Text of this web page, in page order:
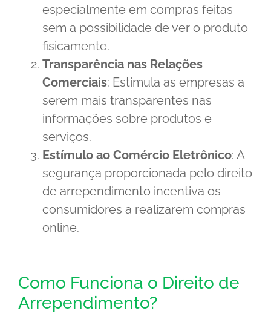
especialmente em compras feitas
sem a possibilidade de ver o produto
fisicamente.
Transparência nas Relações
Comerciais: Estimula as empresas a
serem mais transparentes nas
informações sobre produtos e
serviços.
Estímulo ao Comércio Eletrônico: A
segurança proporcionada pelo direito
de arrependimento incentiva os
consumidores a realizarem compras
online.
Como Funciona o Direito de
Arrependimento?